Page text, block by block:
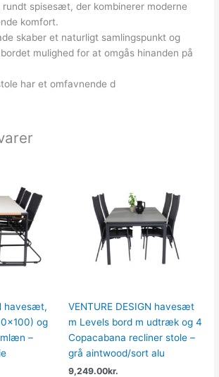
spisesæt, der kombinerer moderne
komfort.
skaber et naturligt samlingspunkt og
mulighed for at omgås hinanden på
har et omfavnende d
havesæt,
og
–
VENTURE DESIGN havesæt
m Levels bord m udtræk og 4
Copacabana recliner stole –
grå aintwood/sort alu
9,249.00kr.